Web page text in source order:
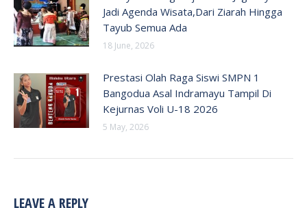
Jadi Agenda Wisata,Dari Ziarah Hingga
Tayub Semua Ada
18 June, 2026
Prestasi Olah Raga Siswi SMPN 1
Bangodua Asal Indramayu Tampil Di
Kejurnas Voli U-18 2026
5 May, 2026
LEAVE A REPLY